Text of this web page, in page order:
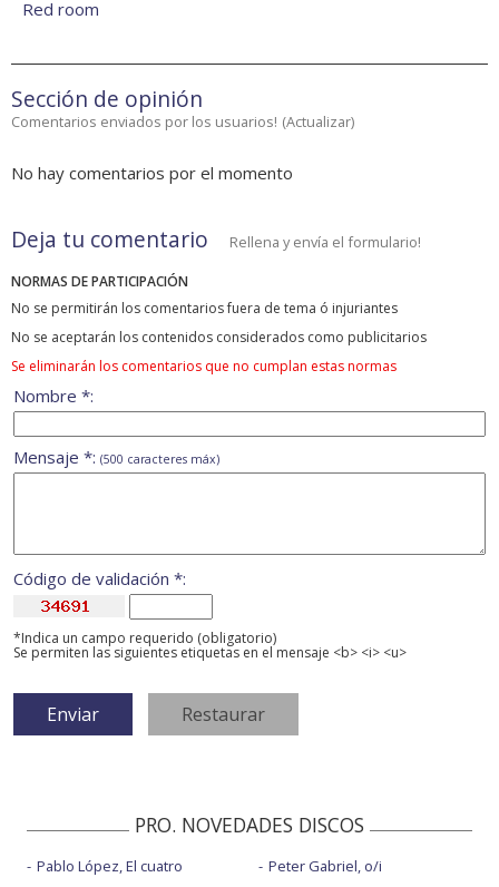
Red room
Sección de opinión
Comentarios enviados por los usuarios! (Actualizar)
No hay comentarios por el momento
Deja tu comentario Rellena y envía el formulario!
NORMAS DE PARTICIPACIÓN
No se permitirán los comentarios fuera de tema ó injuriantes
No se aceptarán los contenidos considerados como publicitarios
Se eliminarán los comentarios que no cumplan estas normas
Nombre *:
Mensaje *: (500 caracteres máx)
Código de validación *:
*Indica un campo requerido (obligatorio)
Se permiten las siguientes etiquetas en el mensaje <b> <i> <u>
PRO. NOVEDADES DISCOS
Pablo López, El cuatro
Peter Gabriel, o/i